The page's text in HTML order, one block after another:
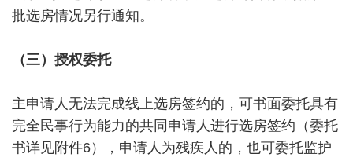
批选房情况另行通知。
（三）授权委托
主申请人无法完成线上选房签约的，可书面委托具有
完全民事行为能力的共同申请人进行选房签约（委托
书详见附件6），申请人为残疾人的，也可委托监护